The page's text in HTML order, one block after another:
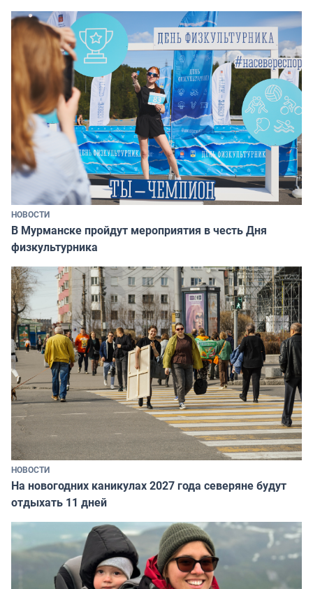
НОВОСТИ
В Мурманске пройдут мероприятия в честь Дня
физкультурника
НОВОСТИ
На новогодних каникулах 2027 года северяне будут
отдыхать 11 дней